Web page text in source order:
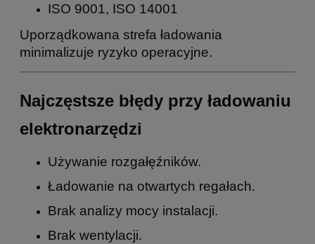
ISO 9001, ISO 14001
Uporządkowana strefa ładowania
minimalizuje ryzyko operacyjne.
Najczęstsze błędy przy ładowaniu
elektronarzędzi
Używanie rozgałęźników.
Ładowanie na otwartych regałach.
Brak analizy mocy instalacji.
Brak wentylacji.